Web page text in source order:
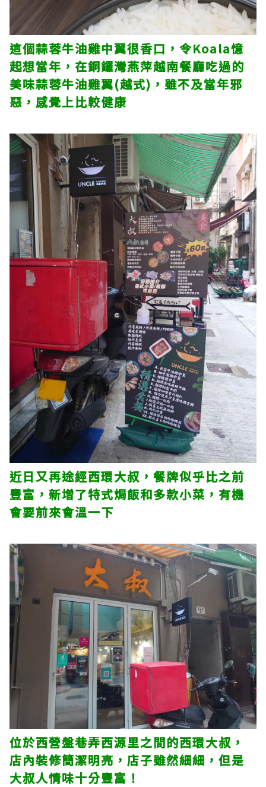
這個蒜蓉牛油雞中翼很香口，令Koala憶
起想當年，在銅鑼灣燕萍越南餐廳吃過的
美味蒜蓉牛油雞翼(越式)，雖不及當年邪
惡，感覺上比較健康
近日又再途經西環大叔，餐牌似乎比之前
豐富，新增了特式焗飯和多款小菜，有機
會要前來會溫一下
位於西營盤巷弄西源里之間的西環大叔，
店內裝修簡潔明亮，店子雖然細細，但是
大叔人情味十分豐富！